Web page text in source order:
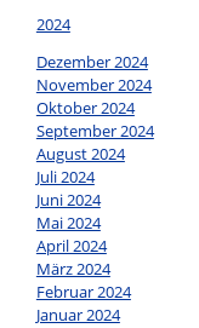
2024
Dezember 2024
November 2024
Oktober 2024
September 2024
August 2024
Juli 2024
Juni 2024
Mai 2024
April 2024
März 2024
Februar 2024
Januar 2024